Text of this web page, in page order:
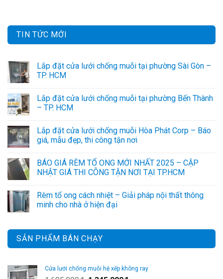
TIN TỨC MỚI
Lắp đặt cửa lưới chống muỗi tại phường Sài Gòn –
TP. HCM
Lắp đặt cửa lưới chống muỗi tại phường Bến Thành
– TP. HCM
Lắp đặt cửa lưới chống muỗi Hòa Phát Corp – Báo
giá, mẫu đẹp, thi công tận nơi
BÁO GIÁ RÈM TỔ ONG MỚI NHẤT 2025 – CẬP
NHẬT GIÁ THI CÔNG TẬN NƠI TẠI TP.HCM
Rèm tổ ong cách nhiệt – Giải pháp nội thất thông
minh cho nhà ở hiện đại
SẢN PHẨM BÁN CHẠY
Cửa lưới chống muỗi hệ xếp không ray